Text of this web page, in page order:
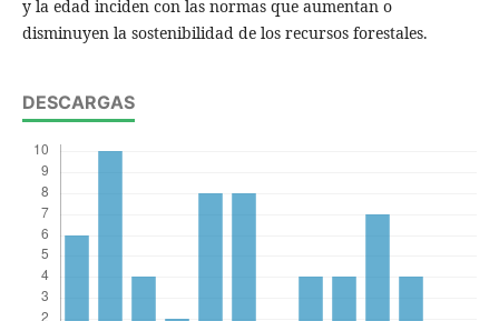
y la edad inciden con las normas que aumentan o
disminuyen la sostenibilidad de los recursos forestales.
DESCARGAS